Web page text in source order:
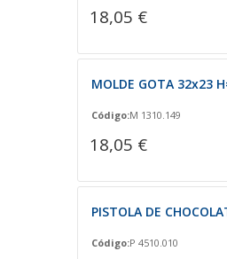
18,05 €
MOLDE GOTA 32x23
Código:M 1310.149
18,05 €
PISTOLA DE
Código:P 4510.010